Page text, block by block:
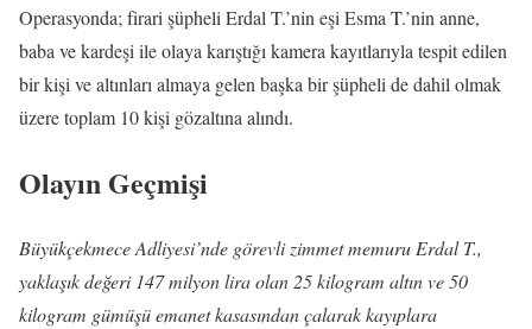
Operasyonda; firari şüpheli Erdal T.’nin eşi Esma T.’nin anne,
baba ve kardeşi ile olaya karıştığı kamera kayıtlarıyla tespit edilen
bir kişi ve altınları almaya gelen başka bir şüpheli de dahil olmak
üzere toplam 10 kişi gözaltına alındı.
Olayın Geçmişi
Büyükçekmece Adliyesi’nde görevli zimmet memuru Erdal T.,
yaklaşık değeri 147 milyon lira olan 25 kilogram altın ve 50
kilogram gümüşü emanet kasasından çalarak kayıplara